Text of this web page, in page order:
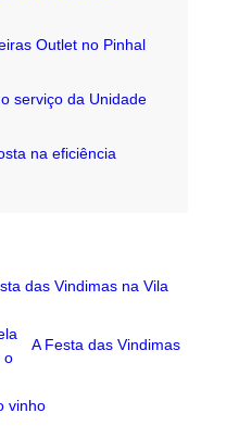
Outlet no Pinhal
serviço da Unidade
na eficiência
das Vindimas na Vila
A Festa das Vindimas
vinho